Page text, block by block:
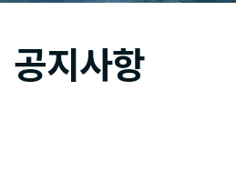
공지사항